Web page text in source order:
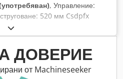
, Управление:
520 мм Csdpfx
1090 мм Обороти
стойка за
система за
MARCELS MASCHINEN CH
ДОВЕРИЕ
от Machineseeker